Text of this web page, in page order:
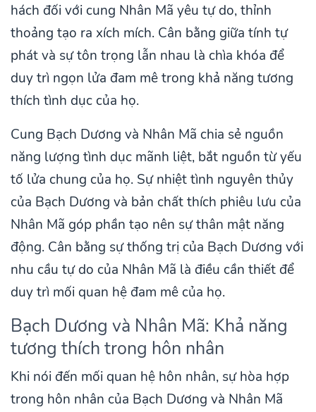
hách đối với cung Nhân Mã yêu tự do, thỉnh
thoảng tạo ra xích mích. Cân bằng giữa tính tự
phát và sự tôn trọng lẫn nhau là chìa khóa để
duy trì ngọn lửa đam mê trong khả năng tương
thích tình dục của họ.
Cung Bạch Dương và Nhân Mã chia sẻ nguồn
năng lượng tình dục mãnh liệt, bắt nguồn từ yếu
tố lửa chung của họ. Sự nhiệt tình nguyên thủy
của Bạch Dương và bản chất thích phiêu lưu của
Nhân Mã góp phần tạo nên sự thân mật năng
động. Cân bằng sự thống trị của Bạch Dương với
nhu cầu tự do của Nhân Mã là điều cần thiết để
duy trì mối quan hệ đam mê của họ.
Bạch Dương và Nhân Mã: Khả năng
tương thích trong hôn nhân
Khi nói đến mối quan hệ hôn nhân, sự hòa hợp
trong hôn nhân của Bạch Dương và Nhân Mã